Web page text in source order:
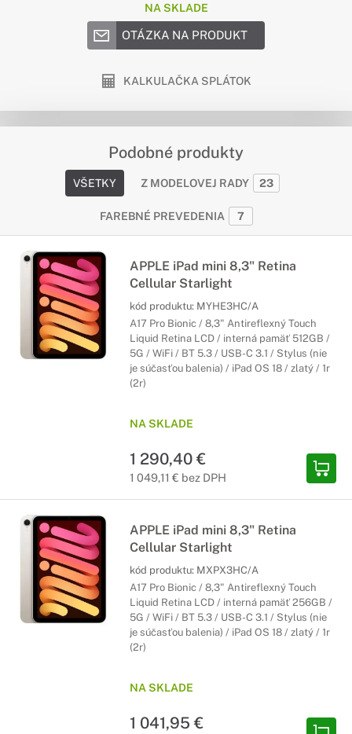
NA SKLADE
OTÁZKA NA PRODUKT
KALKULAČKA SPLÁTOK
Podobné produkty
VŠETKY Z MODELOVEJ RADY 23
FAREBNÉ PREVEDENIA 7
APPLE iPad mini 8,3" Retina
Cellular Starlight
kód produktu: MYHE3HC/A
A17 Pro Bionic / 8,3" Antireflexný Touch
Liquid Retina LCD / interná pamäť 512GB /
5G / WiFi / BT 5.3 / USB-C 3.1 / Stylus (nie
je súčasťou balenia) / iPad OS 18 / zlatý / 1r
(2r)
NA SKLADE
1 290,40 €
1 049,11 € bez DPH
APPLE iPad mini 8,3" Retina
Cellular Starlight
kód produktu: MXPX3HC/A
A17 Pro Bionic / 8,3" Antireflexný Touch
Liquid Retina LCD / interná pamäť 256GB /
5G / WiFi / BT 5.3 / USB-C 3.1 / Stylus (nie
je súčasťou balenia) / iPad OS 18 / zlatý / 1r
(2r)
NA SKLADE
1 041,95 €